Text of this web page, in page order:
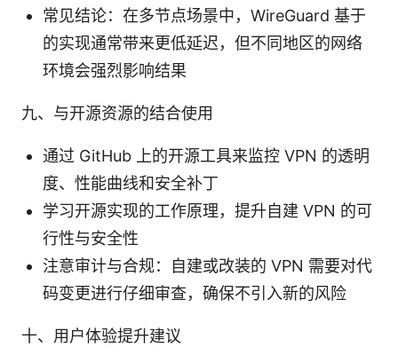
常见结论：在多节点场景中，WireGuard 基于
的实现通常带来更低延迟，但不同地区的网络
环境会强烈影响结果
九、与开源资源的结合使用
通过 GitHub 上的开源工具来监控 VPN 的透明
度、性能曲线和安全补丁
学习开源实现的工作原理，提升自建 VPN 的可
行性与安全性
注意审计与合规：自建或改装的 VPN 需要对代
码变更进行仔细审查，确保不引入新的风险
十、用户体验提升建议